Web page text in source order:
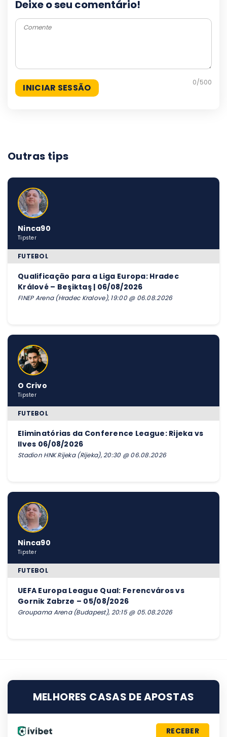
Deixe o seu comentário!
0/500
Outras tips
Ninca90
Tipster
FUTEBOL
Qualificação para a Liga Europa: Hradec
Králové – Beşiktaş | 06/08/2026
FINEP Arena (Hradec Kralove), 19:00 @ 06.08.2026
O Crivo
Tipster
FUTEBOL
Eliminatórias da Conference League: Rijeka vs
Ilves 06/08/2026
Stadion HNK Rijeka (Rijeka), 20:30 @ 06.08.2026
Ninca90
Tipster
FUTEBOL
UEFA Europa League Qual: Ferencváros vs
Gornik Zabrze – 05/08/2026
Groupama Arena (Budapest), 20:15 @ 05.08.2026
MELHORES CASAS DE APOSTAS
RECEBER